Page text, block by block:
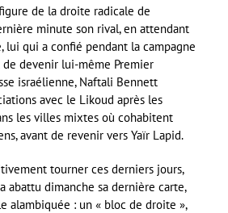
de la droite radicale de
minute son rival, en attendant
lui qui a confié pendant la campagne
devenir lui-même Premier
israélienne, Naftali Bennett
avec le Likoud après les
les villes mixtes où cohabitent
avant de revenir vers Yaïr Lapid.
tourner ces derniers jours,
abattu dimanche sa dernière carte,
alambiquée : un « bloc de droite »,